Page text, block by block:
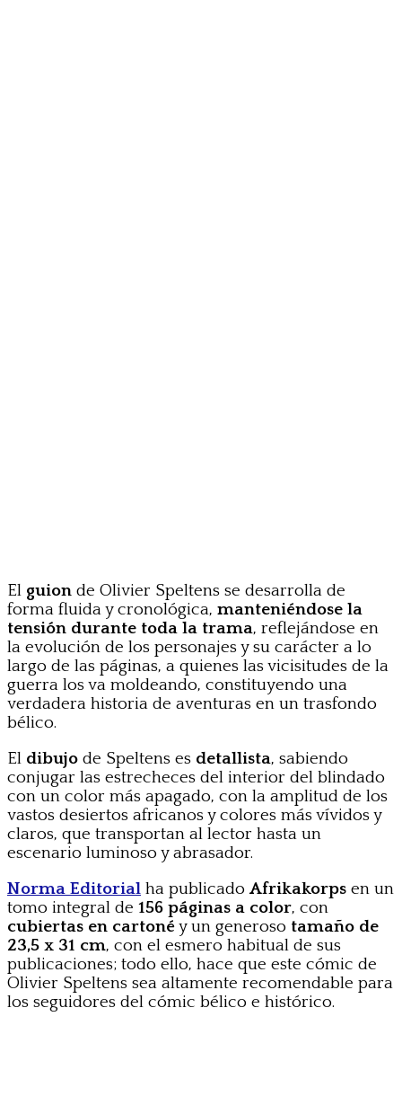
El guion de Olivier Speltens se desarrolla de
forma fluida y cronológica, manteniéndose la
tensión durante toda la trama, reflejándose en
la evolución de los personajes y su carácter a lo
largo de las páginas, a quienes las vicisitudes de la
guerra los va moldeando, constituyendo una
verdadera historia de aventuras en un trasfondo
bélico.
El dibujo de Speltens es detallista, sabiendo
conjugar las estrecheces del interior del blindado
con un color más apagado, con la amplitud de los
vastos desiertos africanos y colores más vívidos y
claros, que transportan al lector hasta un
escenario luminoso y abrasador.
Norma Editorial ha publicado Afrikakorps en un
tomo integral de 156 páginas a color, con
cubiertas en cartonéy un generoso tamaño de
23,5 x 31 cm, con el esmero habitual de sus
publicaciones; todo ello, hace que este cómic de
Olivier Speltens sea altamente recomendable para
los seguidores del cómic bélico e histórico.